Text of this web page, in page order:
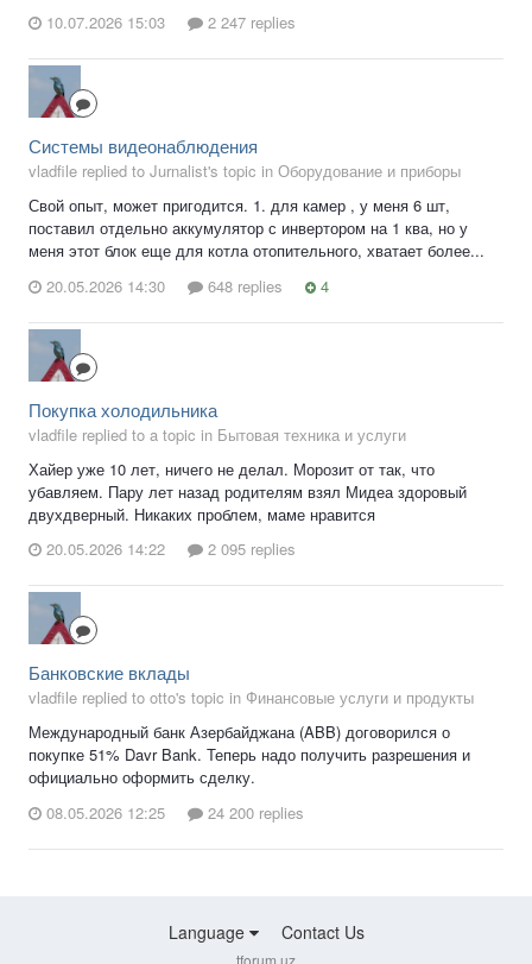
10.07.2026 15:03
2 247 replies
Системы видеонаблюдения
vladfile replied to Jurnalist's topic in Оборудование и приборы
Свой опыт, может пригодится. 1. для камер , у меня 6 шт,
поставил отдельно аккумулятор с инвертором на 1 ква, но у
меня этот блок еще для котла отопительного, хватает более...
20.05.2026 14:30
648 replies 4
Покупка холодильника
vladfile replied to a topic in Бытовая техника и услуги
Хайер уже 10 лет, ничего не делал. Морозит от так, что
убавляем. Пару лет назад родителям взял Мидеа здоровый
двухдверный. Никаких проблем, маме нравится
20.05.2026 14:22
2 095 replies
Банковские вклады
vladfile replied to otto's topic in Финансовые услуги и продукты
Международный банк Азербайджана (ABB) договорился о
покупке 51% Davr Bank. Теперь надо получить разрешения и
официально оформить сделку.
08.05.2026 12:25
24 200 replies
Language Contact Us
tforum.uz